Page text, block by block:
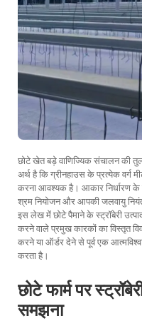
छोटे खेत बड़े वाणिज्यिक संचालन की
अर्थ है कि ग्रीनहाउस के प्रत्येक वर्ग
करना आवश्यक है। आकार निर्धारण के
श्रम नियोजन और आपकी जलवायु
इस लेख में छोटे पैमाने के स्ट्रॉबेरी
करने वाले प्रमुख कारकों का विस्तृत
करने या ऑर्डर देने से पूर्व एक
करता है।
छोटे फार्म पर
समझना